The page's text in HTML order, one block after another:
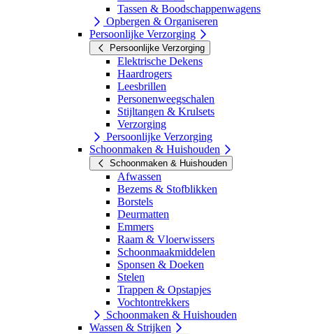
Tassen & Boodschappenwagens
Opbergen & Organiseren
Persoonlijke Verzorging
Persoonlijke Verzorging
Elektrische Dekens
Haardrogers
Leesbrillen
Personenweegschalen
Stijltangen & Krulsets
Verzorging
Persoonlijke Verzorging
Schoonmaken & Huishouden
Schoonmaken & Huishouden
Afwassen
Bezems & Stofblikken
Borstels
Deurmatten
Emmers
Raam & Vloerwissers
Schoonmaakmiddelen
Sponsen & Doeken
Stelen
Trappen & Opstapjes
Vochtontrekkers
Schoonmaken & Huishouden
Wassen & Strijken